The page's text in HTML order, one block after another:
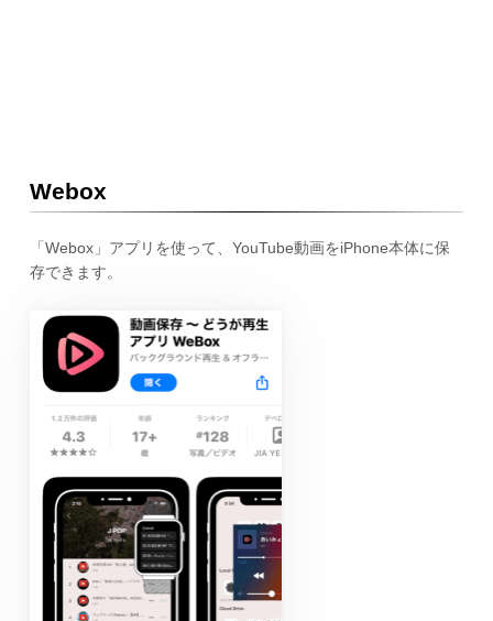
Webox
「Webox」アプリを使って、YouTube動画をiPhone本体に保
存できます。